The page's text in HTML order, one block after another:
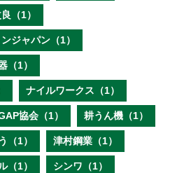
（1）
ジャパン（1）
（1）
ナイルワークス（1）
協会（1） 耕うん機（1）
（1） 津村鋼業（1）
（1） シンワ（1）